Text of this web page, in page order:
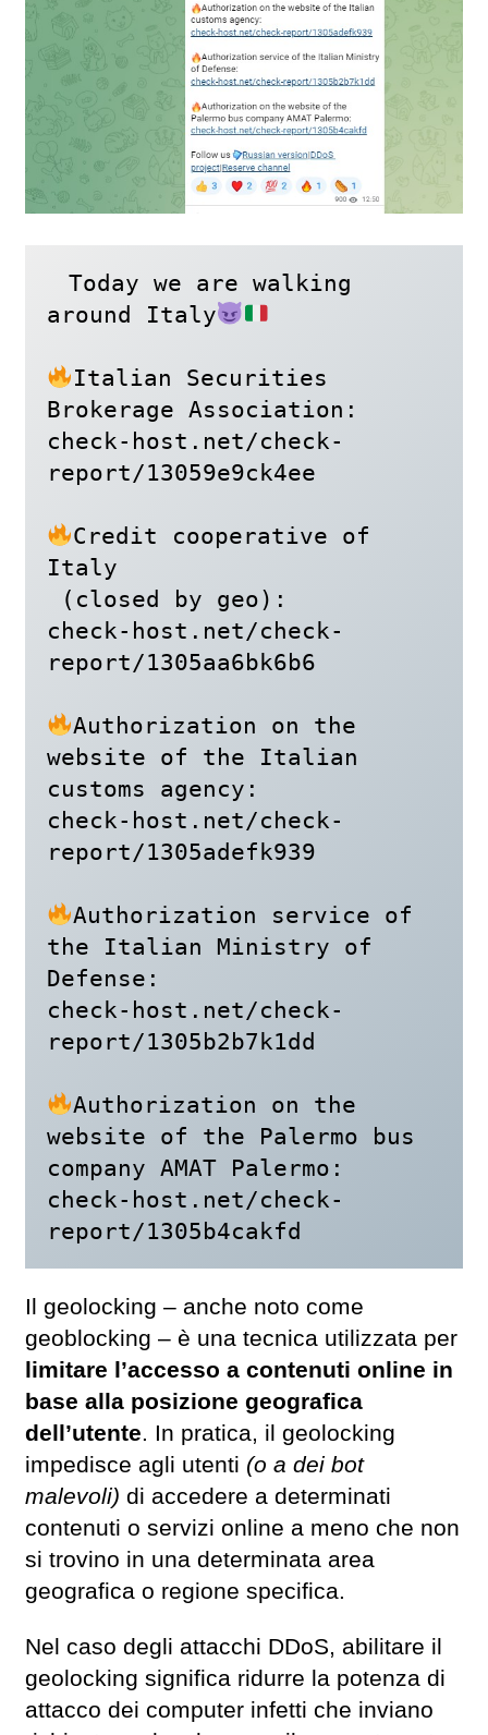
Today we are walking
around Italy
Italian Securities
Brokerage Association:
check-host.net/check-
report/13059e9ck4ee
Credit cooperative of
Italy
check-host.net/check-
report/1305aa6bk6b6
Authorization on the
website of the Italian
customs agency:
check-host.net/check-
report/1305adefk939
Authorization service of
the Italian Ministry of
Defense:
check-host.net/check-
report/1305b2b7k1dd
Authorization on the
website of the Palermo bus
company AMAT Palermo:
check-host.net/check-
report/1305b4cakfd
Il geolocking – anche noto come
geoblocking – è una tecnica utilizzata per
limitare l’accesso a contenuti online in
base alla posizione geografica
dell’utente. In pratica, il geolocking
impedisce agli utenti (o a dei bot
malevoli) di accedere a determinati
contenuti o servizi online a meno che non
si trovino in una determinata area
geografica o regione specifica.
Nel caso degli attacchi DDoS, abilitare il
geolocking significa ridurre la potenza di
attacco dei computer infetti che inviano